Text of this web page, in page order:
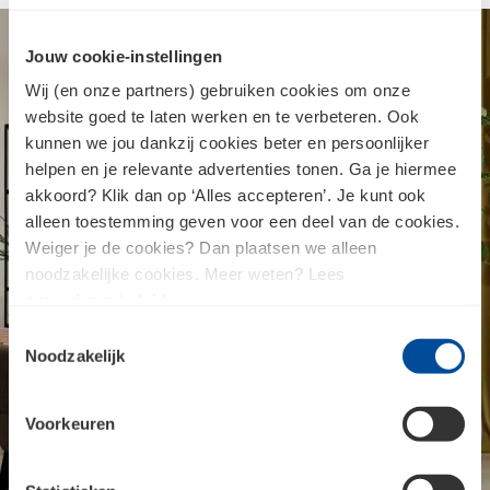
Jouw cookie-instellingen
Wij (en onze partners) gebruiken cookies om onze
website goed te laten werken en te verbeteren. Ook
kunnen we jou dankzij cookies beter en persoonlijker
helpen en je relevante advertenties tonen. Ga je hiermee
akkoord? Klik dan op ‘Alles accepteren’. Je kunt ook
alleen toestemming geven voor een deel van de cookies.
Weiger je de cookies? Dan plaatsen we alleen
noodzakelijke cookies. Meer weten? Lees
Toestemmingsselectie
Noodzakelijk
Voorkeuren